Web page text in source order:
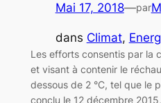
Mai 17, 2018—par
dans Climat,
Les efforts consentis par la
et visant à contenir le
dessous de 2 °C, tel que le
conclu le 12 décembre